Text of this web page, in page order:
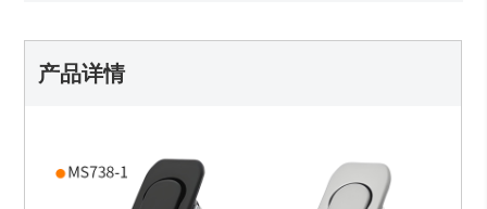
产品详情